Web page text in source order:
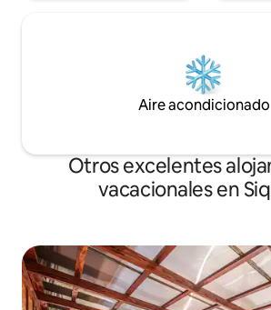
Aire acondicionado
Otros excelentes
vacacionales en